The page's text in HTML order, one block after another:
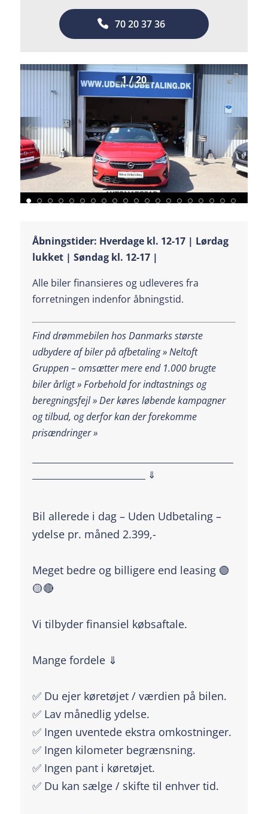
1 /20
Åbningstider: Hverdage kl. 12-17 | Lørdag
lukket | Søndag kl. 12-17 |
Alle biler finansieres og udleveres fra
forretningen indenfor åbningstid.
Find drømmebilen hos Danmarks største
udbydere af biler på afbetaling » Neltoft
Gruppen – omsætter mere end 1.000 brugte
biler årligt » Forbehold for indtastnings og
beregningsfejl »Der køres løbende kampagner
og tilbud, og derfor kan der forekomme
prisændringer »
___________________________ ⇓
Bil allerede i dag – Uden Udbetaling –
ydelse pr. måned 2.399,-
Meget bedre og billigere end leasing 🟢
🟡🔴
Vi tilbyder finansiel købsaftale.
Mange fordele ⇓
✅ Du ejer køretøjet / værdien på bilen.
✅ Lav månedlig ydelse.
✅ Ingen uventede ekstra omkostninger.
✅ Ingen kilometer begrænsning.
✅ Ingen pant i køretøjet.
✅ Du kan sælge / skifte til enhver tid.
70 20 37 36